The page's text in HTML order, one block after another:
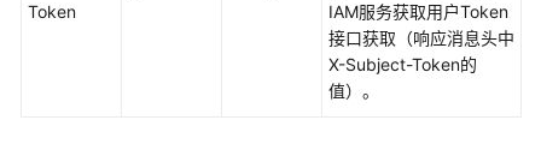
最
Token
IAM服务获取用户Token
接口获取（响应消息头中
X-Subject-Token的
值）。